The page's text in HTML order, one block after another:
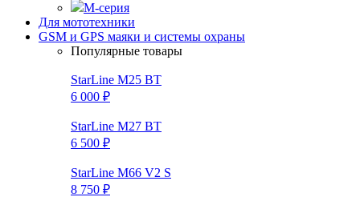
M-серия
Для мототехники
GSM и GPS маяки и системы охраны
Популярные товары
StarLine M25 BT
6 000 ₽
StarLine M27 BT
6 500 ₽
StarLine M66 V2 S
8 750 ₽